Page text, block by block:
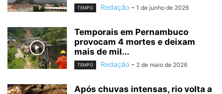
TEMPO Redação - 1 de junho de 2026
Temporais em Pernambuco
provocam 4 mortes e deixam
mais de mil...
TEMPO Redação - 2 de maio de 2026
Após chuvas intensas, rio volta a